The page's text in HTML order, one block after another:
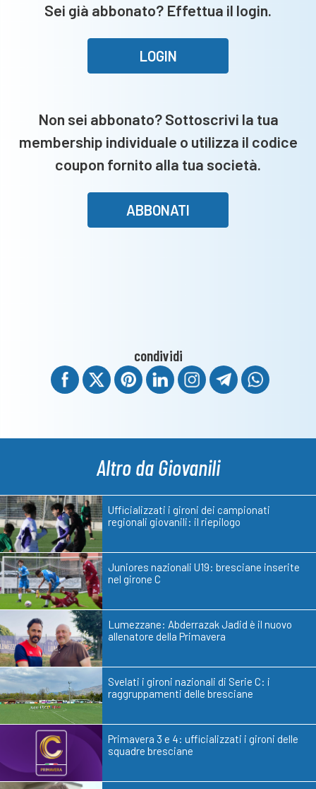
giugno
la
edizione
Filippo
Sei già abbonato? Effettua il login.
LOGIN
Non sei abbonato? Sottoscrivi la tua
membership individuale o utilizza il codice
coupon fornito alla tua società.
ABBONATI
condividi
Altro da Giovanili
Ufficializzati i gironi dei campionati
regionali giovanili: il riepilogo
Juniores nazionali U19: bresciane inserite
nel girone C
Lumezzane: Abderrazak Jadid è il nuovo
allenatore della Primavera
Svelati i gironi nazionali di Serie C: i
raggruppamenti delle bresciane
Primavera 3 e 4: ufficializzati i gironi delle
squadre bresciane